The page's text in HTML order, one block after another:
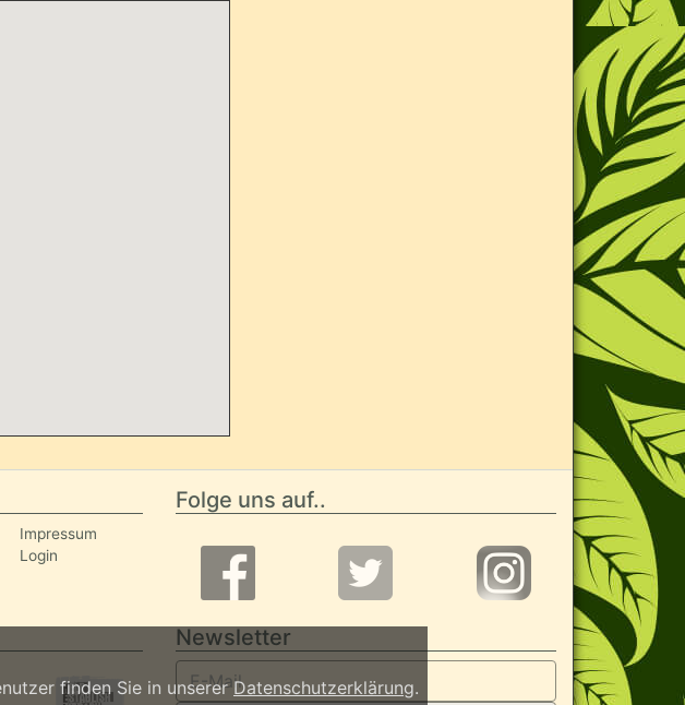
Impressum
Login
Folge uns auf..
Newsletter
finden Sie in unsererDatenschutzerklärung.